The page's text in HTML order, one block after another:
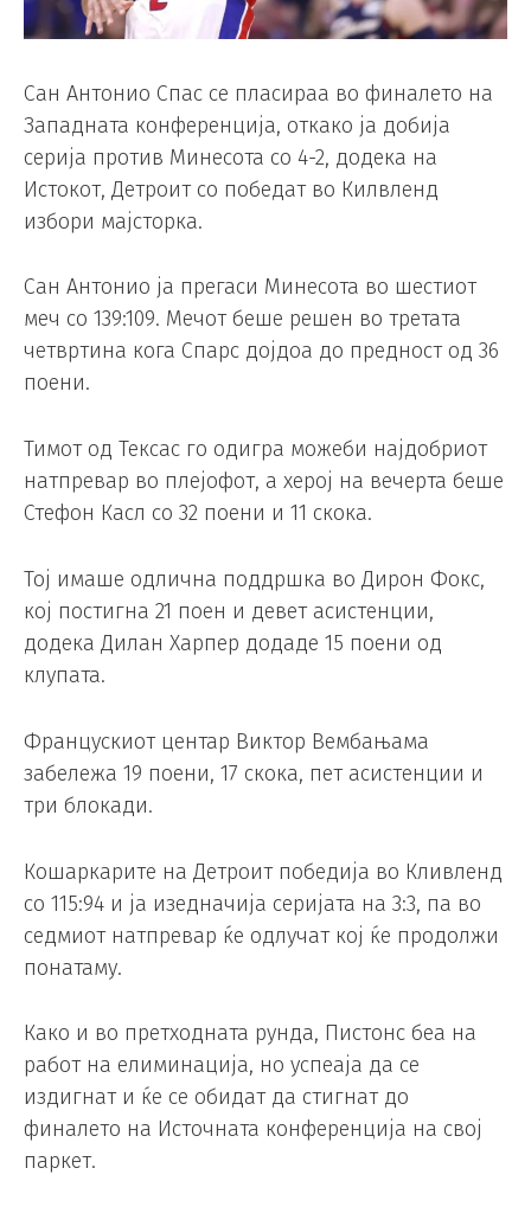
Сан Антонио Спас се пласираа во финалето на
Западната конференција, откако ја добија
серија против Минесота со 4-2, додека на
Истокот, Детроит со победат во Килвленд
избори мајсторка.
Сан Антонио ја прегаси Минесота во шестиот
меч со 139:109. Мечот беше решен во третата
четвртина кога Спарс дојдоа до предност од 36
поени.
Тимот од Тексас го одигра можеби најдобриот
натпревар во плејофот, а херој на вечерта беше
Стефон Касл со 32 поени и 11 скока.
Тој имаше одлична поддршка во Дирон Фокс,
кој постигна 21 поен и девет асистенции,
додека Дилан Харпер додаде 15 поени од
клупата.
Францускиот центар Виктор Вембањама
забележа 19 поени, 17 скока, пет асистенции и
три блокади.
Кошаркарите на Детроит победија во Кливленд
со 115:94 и ја изедначија серијата на 3:3, па во
седмиот натпревар ќе одлучат кој ќе продолжи
понатаму.
Како и во претходната рунда, Пистонс беа на
работ на елиминација, но успеаја да се
издигнат и ќе се обидат да стигнат до
финалето на Источната конференција на свој
паркет.